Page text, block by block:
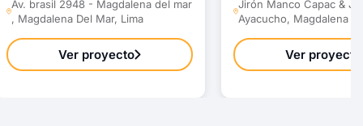
Av. brasil 2948 - Magdalena del mar
, Magdalena Del Mar, Lima
Ver proyecto
Jirón Manco Capac &
Ayacucho, Magdalena
Ver proyecto